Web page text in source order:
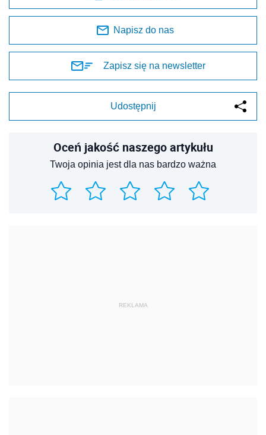
Napisz do nas
Zapisz się na newsletter
Udostępnij
Oceń jakość naszego artykułu
Twoja opinia jest dla nas bardzo ważna
REKLAMA